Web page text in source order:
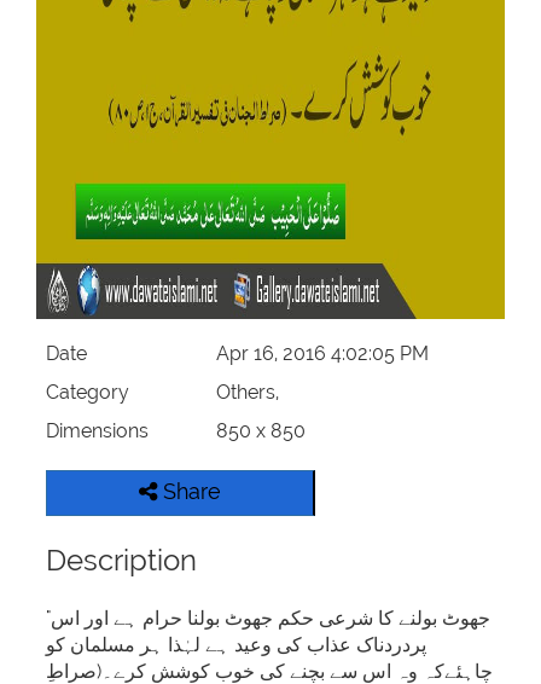
Date
Apr 16, 2016 4:02:05 PM
Category
Others,
Dimensions
850 x 850
Share
Description
"جھوٹ بولنے کا شرعی حکم جھوٹ بولنا حرام ہے اور اس
پردردناک عذاب کی وعید ہے لہٰذا ہر مسلمان کو
چاہئےکہ وہ اس سے بچنے کی خوب کوشش کرے۔(صراطِ